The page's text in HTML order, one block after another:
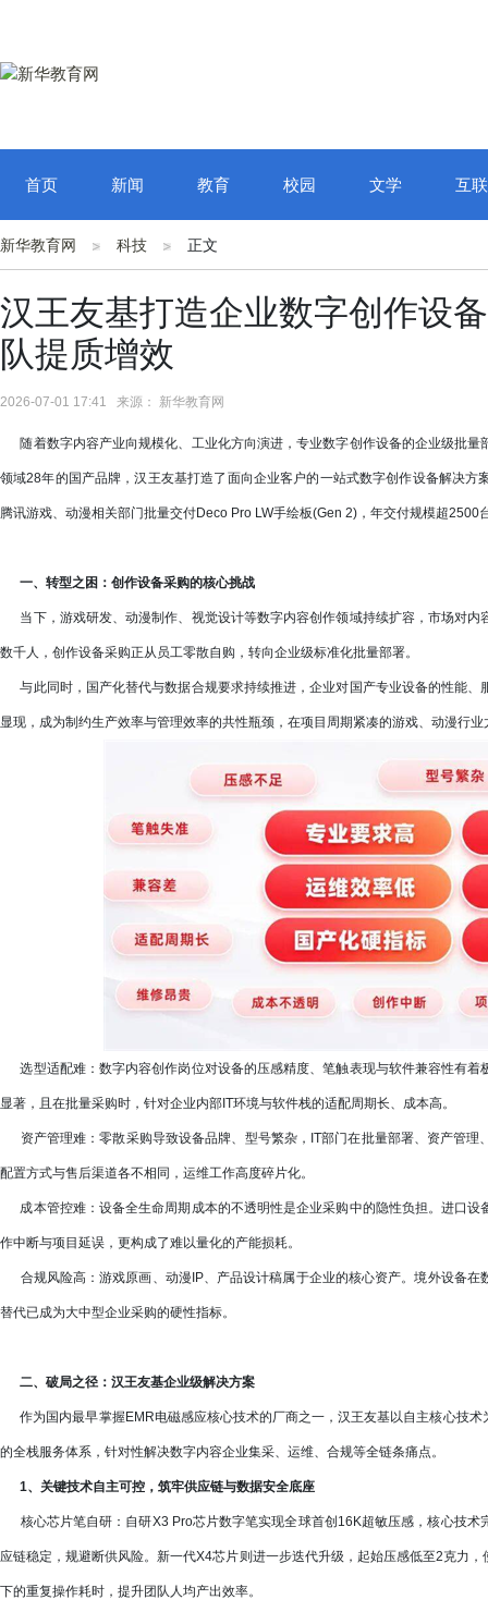
首页 新闻 教育 校园 文学 互
新华教育网 科技 正文
汉王友基打造企业数字创作设
队提质增效
2026-07-01 17:41 来源： 新华教育网
随着数字内容产业向规模化、工业化方向演进，专业数字创作设备的企业级批量
领域28年的国产品牌，汉王友基打造了面向企业客户的一站式数字创作设备解决
腾讯游戏、动漫相关部门批量交付Deco Pro LW手绘板(Gen 2)，年交付规模超
一、转型之困：创作设备采购的核心挑战
当下，游戏研发、动漫制作、视觉设计等数字内容创作领域持续扩容，市场对内
数千人，创作设备采购正从员工零散自购，转向企业级标准化批量部署。
与此同时，国产化替代与数据合规要求持续推进，企业对国产专业设备的性能、
显现，成为制约生产效率与管理效率的共性瓶颈，在项目周期紧凑的游戏、动漫行业
选型适配难：数字内容创作岗位对设备的压感精度、笔触表现与软件兼容性有着
显著，且在批量采购时，针对企业内部IT环境与软件栈的适配周期长、成本高。
资产管理难：零散采购导致设备品牌、型号繁杂，IT部门在批量部署、资产管理
配置方式与售后渠道各不相同，运维工作高度碎片化。
成本管控难：设备全生命周期成本的不透明性是企业采购中的隐性负担。进口设
作中断与项目延误，更构成了难以量化的产能损耗。
合规风险高：游戏原画、动漫IP、产品设计稿属于企业的核心资产。境外设备在
替代已成为大中型企业采购的硬性指标。
二、破局之径：汉王友基企业级解决方案
作为国内最早掌握EMR电磁感应核心技术的厂商之一，汉王友基以自主核心技
的全栈服务体系，针对性解决数字内容企业集采、运维、合规等全链条痛点。
1、关键技术自主可控，筑牢供应链与数据安全底座
核心芯片笔自研：自研X3 Pro芯片数字笔实现全球首创16K超敏压感，核心技术
应链稳定，规避断供风险。新一代X4芯片则进一步迭代升级，起始压感低至2克力
下的重复操作耗时，提升团队人均产出效率。